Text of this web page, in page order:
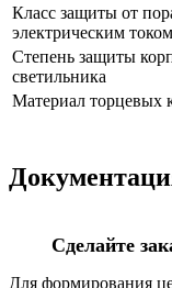
Класс защиты от
электрическим
Степень защиты
светильника
Материал торцевых
Сделайте
Для формирования